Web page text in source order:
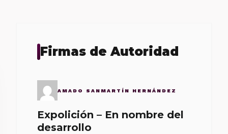
Firmas de Autoridad
AMADO SANMARTÍN HERNÁNDEZ
Expolición – En nombre del
desarrollo